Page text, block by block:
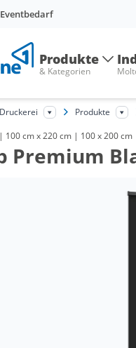
Produkte
& Kategorien
Produkte
100 cm x 220 cm | 100 x 200
Premium